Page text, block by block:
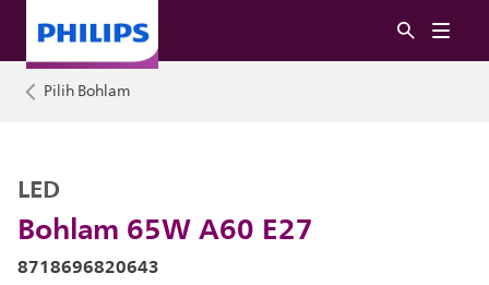
Pilih Bohlam
Bohlam 65W A60 E27
LED
8718696820643